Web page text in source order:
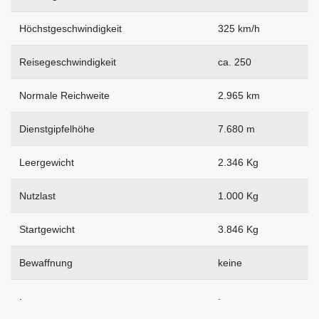
Höchstgeschwindigkeit 325 km/h
Reisegeschwindigkeit ca. 250
Normale Reichweite 2.965 km
Dienstgipfelhöhe 7.680 m
Leergewicht 2.346 Kg
Nutzlast 1.000 Kg
Startgewicht 3.846 Kg
Bewaffnung keine